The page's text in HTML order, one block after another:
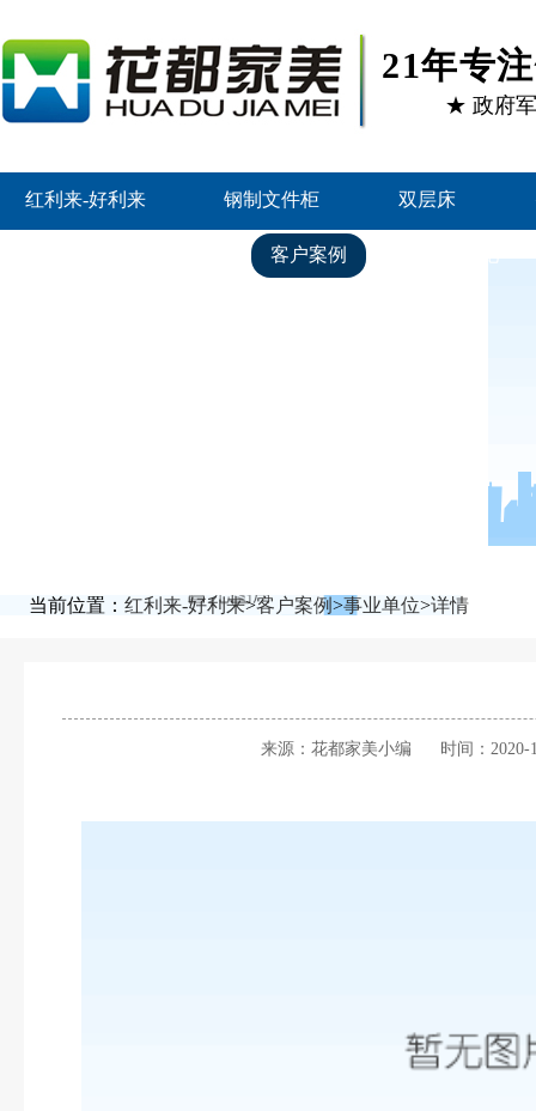
21年专
★ 政府
红利来-好利来 钢制文件柜 双层床
客户案例 资讯中心
当前位置： 红利来-好利来>客户案例>事业单位>详情
来源：花都家美小编 时间：2020-